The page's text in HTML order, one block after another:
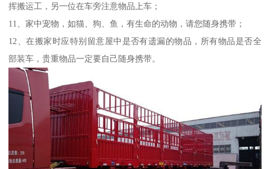
挥搬运工，另一位在车旁注意物品上车；
11、家中宠物，如猫、狗、鱼，有生命的动物，请您随身携带；
12、在搬家时应特别留意屋中是否有遗漏的物品，所有物品是否全
部装车，贵重物品一定要自己随身携带。